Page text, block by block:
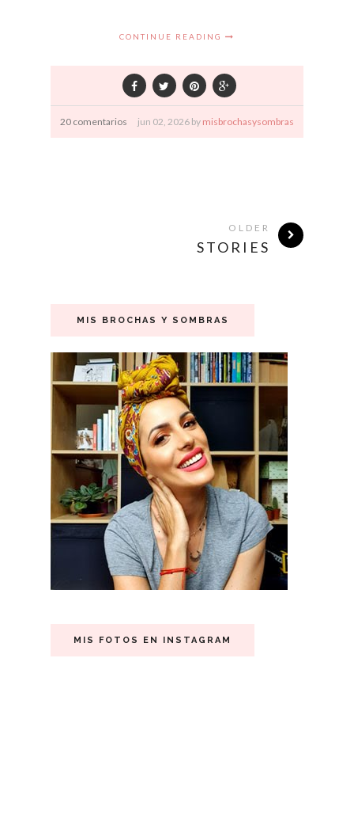
CONTINUE READING
20 comentarios jun 02, 2026 by misbrochasysombras
OLDER
STORIES
MIS BROCHAS Y SOMBRAS
MIS FOTOS EN INSTAGRAM